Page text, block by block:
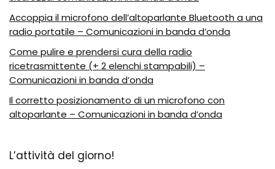
Accoppia il microfono dell’altoparlante Bluetooth a una
radio portatile – Comunicazioni in banda d’onda
Come pulire e prendersi cura della radio
ricetrasmittente (+ 2 elenchi stampabili) –
Comunicazioni in banda d’onda
Il corretto posizionamento di un microfono con
altoparlante – Comunicazioni in banda d’onda
L’attività del giorno!